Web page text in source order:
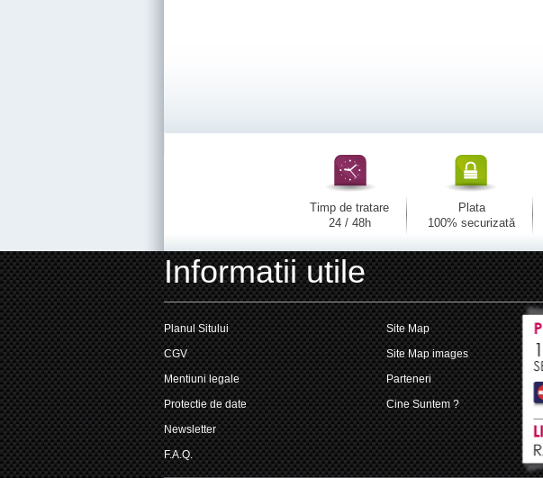
Timp de tratare
24 / 48h
Plata
100% securizată
Informatii utile
Planul Sitului
CGV
Mentiuni legale
Protectie de date
Newsletter
F.A.Q.
Site Map
Site Map images
Parteneri
Cine Suntem ?